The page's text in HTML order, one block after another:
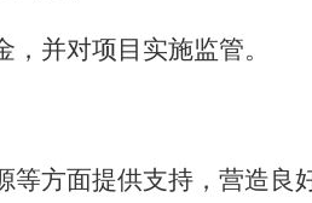
并对项目实施监管。
等方面提供支持，营造良